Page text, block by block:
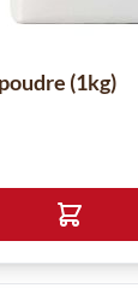
(1kg)